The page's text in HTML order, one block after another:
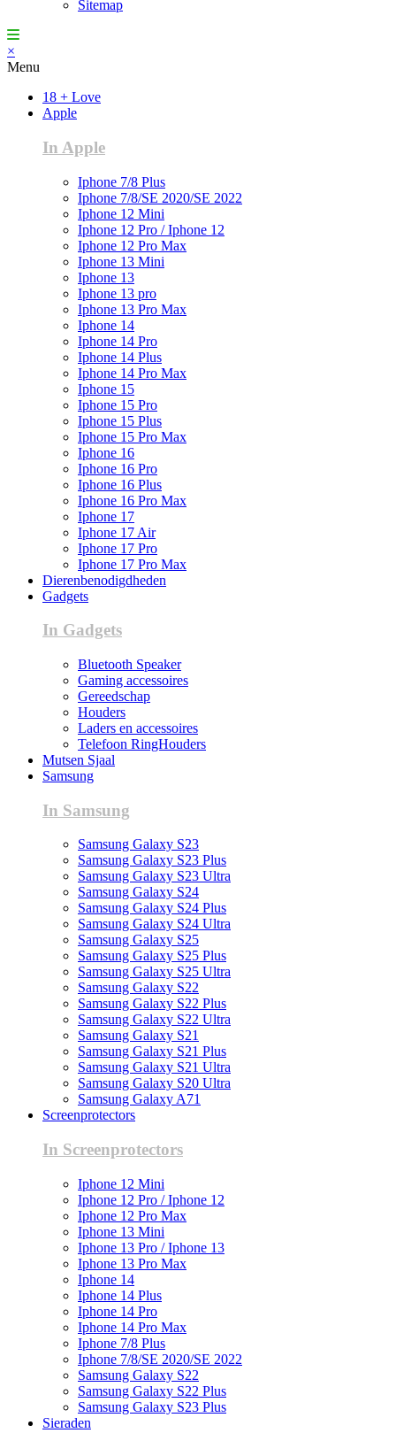
Sitemap
×
Menu
18 + Love
Apple
In Apple
Iphone 7/8 Plus
Iphone 7/8/SE 2020/SE 2022
Iphone 12 Mini
Iphone 12 Pro / Iphone 12
Iphone 12 Pro Max
Iphone 13 Mini
Iphone 13
Iphone 13 pro
Iphone 13 Pro Max
Iphone 14
Iphone 14 Pro
Iphone 14 Plus
Iphone 14 Pro Max
Iphone 15
Iphone 15 Pro
Iphone 15 Plus
Iphone 15 Pro Max
Iphone 16
Iphone 16 Pro
Iphone 16 Plus
Iphone 16 Pro Max
Iphone 17
Iphone 17 Air
Iphone 17 Pro
Iphone 17 Pro Max
Dierenbenodigdheden
Gadgets
In Gadgets
Bluetooth Speaker
Gaming accessoires
Gereedschap
Houders
Laders en accessoires
Telefoon RingHouders
Mutsen Sjaal
Samsung
In Samsung
Samsung Galaxy S23
Samsung Galaxy S23 Plus
Samsung Galaxy S23 Ultra
Samsung Galaxy S24
Samsung Galaxy S24 Plus
Samsung Galaxy S24 Ultra
Samsung Galaxy S25
Samsung Galaxy S25 Plus
Samsung Galaxy S25 Ultra
Samsung Galaxy S22
Samsung Galaxy S22 Plus
Samsung Galaxy S22 Ultra
Samsung Galaxy S21
Samsung Galaxy S21 Plus
Samsung Galaxy S21 Ultra
Samsung Galaxy S20 Ultra
Samsung Galaxy A71
Screenprotectors
In Screenprotectors
Iphone 12 Mini
Iphone 12 Pro / Iphone 12
Iphone 12 Pro Max
Iphone 13 Mini
Iphone 13 Pro / Iphone 13
Iphone 13 Pro Max
Iphone 14
Iphone 14 Plus
Iphone 14 Pro
Iphone 14 Pro Max
Iphone 7/8 Plus
Iphone 7/8/SE 2020/SE 2022
Samsung Galaxy S22
Samsung Galaxy S22 Plus
Samsung Galaxy S23 Plus
Sieraden